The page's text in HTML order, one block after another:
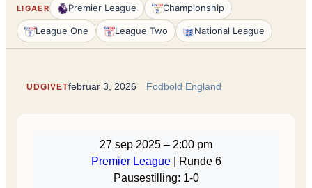
LIGAER Premier League Championship
League One League Two National League
UDGIVETfebruar 3, 2026 Fodbold England
27 sep 2025 – 2:00 pm
Premier League
| Runde 6
Pausestilling: 1-0